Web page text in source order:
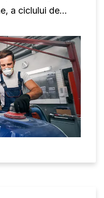
a ciclului de